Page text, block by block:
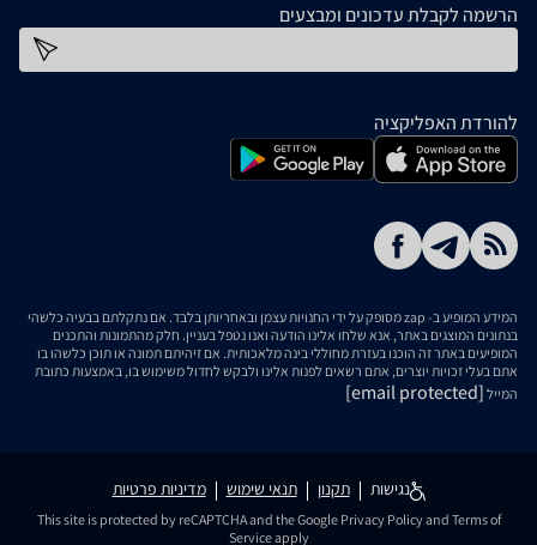
הרשמה לקבלת עדכונים ומבצעים
להורדת האפליקציה
המידע המופיע ב- zap מסופק על ידי החנויות עצמן ובאחריותן בלבד. אם נתקלתם בבעיה כלשהי
בנתונים המוצגים באתר, אנא שלחו אלינו הודעה ואנו נטפל בעניין. חלק מהתמונות והתכנים
המופיעים באתר זה הוכנו בעזרת מחוללי בינה מלאכותית. אם זיהיתם תמונה או תוכן כלשהו בו
אתם בעלי זכויות יוצרים, אתם רשאים לפנות אלינו ולבקש לחדול משימוש בו, באמצעות כתובת
המייל [email protected]
נגישות תקנון תנאי שימוש מדיניות פרטיות
This site is protected by reCAPTCHA and the Google Privacy Policyand Terms of
Serviceapply